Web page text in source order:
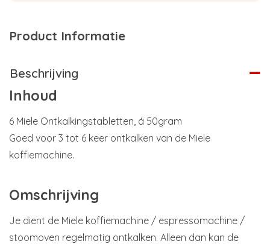
Product Informatie
Beschrijving
Inhoud
6 Miele Ontkalkingstabletten, á 50gram
Goed voor 3 tot 6 keer ontkalken van de Miele
koffiemachine.
Omschrijving
Je dient de Miele koffiemachine / espressomachine /
stoomoven regelmatig ontkalken. Alleen dan kan de